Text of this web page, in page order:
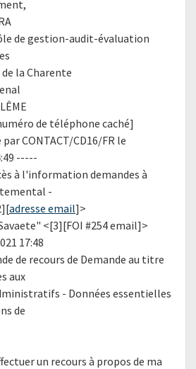
de gestion-audit-évaluation
la Charente
de téléphone caché]
CONTACT/CD16/FR le
-----
à l'information demandes à
-
adresse email]>
<[3][FOI #254 email]>
17:48
de recours de Demande au titre
aux
- Données essentielles
de
un recours à propos de ma